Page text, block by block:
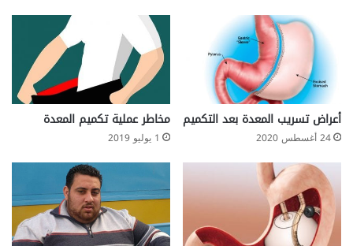
أعراض تسريب المعدة بعد التكميم
24 أغسطس 2020
مخاطر عملية تكميم المعدة
1 يوليو 2019